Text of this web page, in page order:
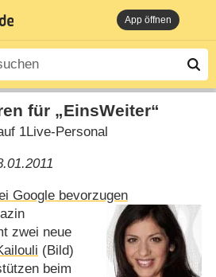
App öffnen
für „EinsWeiter“
1Live-Personal
Google bevorzugen
zwei neue
(Bild)
beim